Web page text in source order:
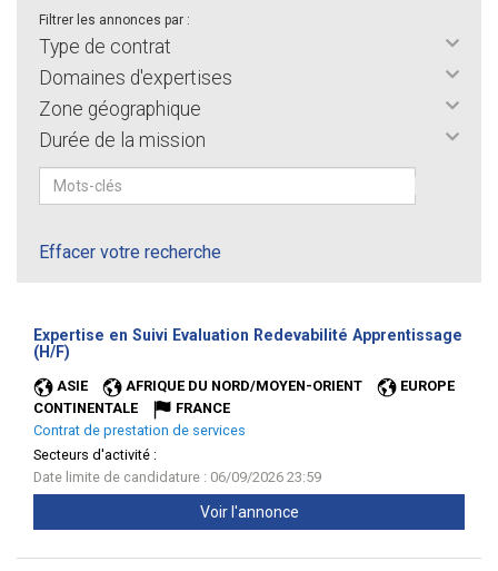
Filtrer les annonces par :
Type de contrat
Domaines d'expertises
Zone géographique
Durée de la mission
Effacer votre recherche
Expertise en Suivi Evaluation Redevabilité Apprentissage
(H/F)
ASIE AFRIQUE DU NORD/MOYEN-ORIENT
EUROPE
CONTINENTALE
FRANCE
Contrat de prestation de services
Secteurs d'activité :
Date limite de candidature : 06/09/2026 23:59
Voir l'annonce